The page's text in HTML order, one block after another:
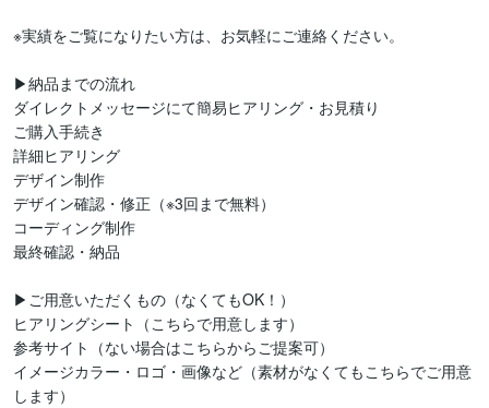
※実績をご覧になりたい方は、お気軽にご連絡ください。
▶納品までの流れ
ダイレクトメッセージにて簡易ヒアリング・お見積り
ご購入手続き
詳細ヒアリング
デザイン制作
デザイン確認・修正（※3回まで無料）
コーディング制作
最終確認・納品
▶ご用意いただくもの（なくてもOK！）
ヒアリングシート（こちらで用意します）
参考サイト（ない場合はこちらからご提案可）
イメージカラー・ロゴ・画像など（素材がなくてもこちらでご用意
します）